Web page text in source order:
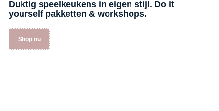
Duktig speelkeukens in eigen stijl. Do it
yourself pakketten & workshops.
Shop nu